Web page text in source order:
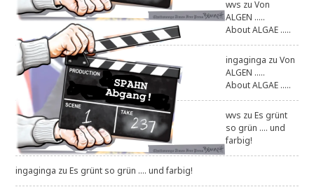
wvs zuVon
ALGEN .....
About ALGAE .....
ingaginga zuVon
ALGEN .....
About ALGAE .....
wvs zuEs grünt
so grün .... und
farbig!
ingaginga zuEs grünt so grün .... und farbig!